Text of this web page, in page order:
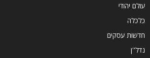
עולם יהודי
כלכלה
חדשות עסקים
נדל''ן